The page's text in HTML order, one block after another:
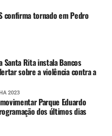
confirma tornado em Pedro
Santa Rita instala Bancos
sobre a violência contra a
2023
Parque Eduardo
dos últimos dias